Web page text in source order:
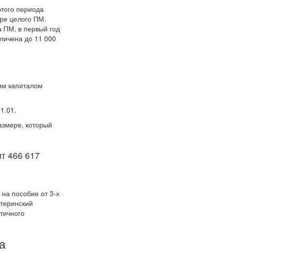
периода
целого ПМ.
ПМ, в первый год
до 11 000
капиталом
который
466 617
пособие от 3-х